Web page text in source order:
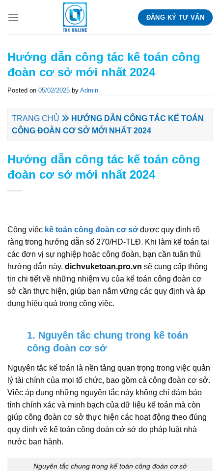
ĐĂNG KÝ TƯ VẤN
Hướng dẫn công tác kế toán công
đoàn cơ sở mới nhất 2024
Posted on 05/02/2025 by Admin
TRANG CHỦ
HƯỚNG DẪN CÔNG TÁC KẾ TOÁN
CÔNG ĐOÀN CƠ SỞ MỚI NHẤT 2024
Hướng dẫn công tác kế toán công
đoàn cơ sở mới nhất 2024
Công việc kế toán công đoàn cơ sởđược quy định rõ
ràng trong hướng dẫn số 270/HD-TLĐ. Khi làm kế toán tại
các đơn vị sự nghiệp hoặc công đoàn, bạn cần tuân thủ
hướng dẫn này. dichvuketoan.pro.vn sẽ cung cấp thông
tin chi tiết về những nhiệm vụ của kế toán công đoàn cơ
sở cần thực hiện, giúp bạn nắm vững các quy định và áp
dụng hiệu quả trong công việc.
1. Nguyên tắc chung trong kế toán
công đoàn cơ sở
Nguyên tắc kế toán là nền tảng quan trọng trong việc quản
lý tài chính của mọi tổ chức, bao gồm cả công đoàn cơ sở.
Việc áp dụng những nguyên tắc này không chỉ đảm bảo
tính chính xác và minh bạch của dữ liệu kế toán mà còn
giúp công đoàn cơ sở thực hiện các hoạt động theo đúng
quy định về kế toán công đoàn cở sở do pháp luật nhà
nước ban hành.
Nguyên tắc chung trong kế toán công đoàn cơ sở